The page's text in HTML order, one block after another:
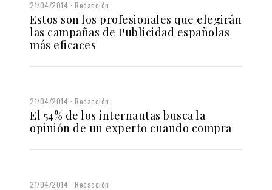
21/04/2014 Redacción
Estos son los profesionales que elegirán
las campañas de Publicidad españolas
más eficaces
21/04/2014 Redacción
El 54% de los internautas busca la
opinión de un experto cuando compra
21/04/2014 Redacción